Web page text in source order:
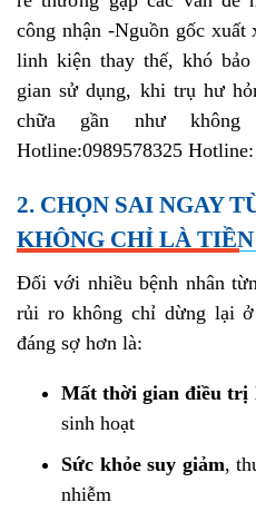
2. CHỌN SAI NGAY
KHÔNG CHỈ LÀ
Đối với nhiều bệnh nhân
rủi ro không chỉ dừng lại
đáng sợ hơn là:
Mất thời gian điều trị
sinh hoạt
Sức khỏe suy giảm,
nhiễm